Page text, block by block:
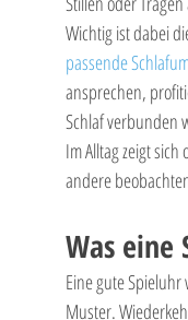
Wichtig ist dabei
passende
ansprechen,
Schlaf verbunden
Im Alltag zeigt
andere
Was eine
Eine gute
Muster.